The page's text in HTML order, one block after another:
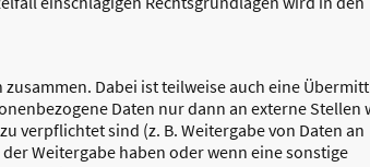
Dabei ist teilweise auch eine
Daten nur dann an externe Stellen
verpflichtet sind (z. B. Weitergabe von Daten an
Weitergabe haben oder wenn eine sonstige